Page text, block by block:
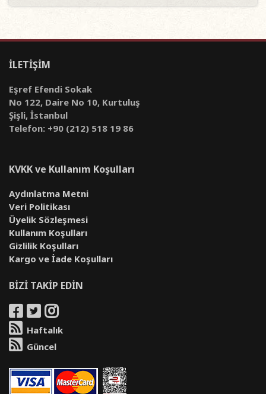
İLETİŞİM
Eşref Efendi Sokak
No 122, Daire No 10, Kurtuluş
Şişli, İstanbul
Telefon: +90 (212) 518 19 86
KVKK ve Kullanım Koşulları
Aydınlatma Metni
Veri Politikası
Üyelik Sözleşmesi
Kullanım Koşulları
Gizlilik Koşulları
Kargo ve İade Koşulları
BİZİ TAKİP EDİN
Haftalık
Güncel